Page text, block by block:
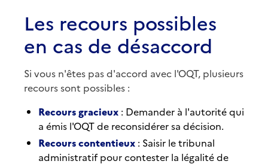
Les recours possibles
en cas de désaccord
Si vous n'êtes pas d'accord avec l'OQT, plusieurs
recours sont possibles :
Recours gracieux : Demander à l'autorité qui
a émis l'OQT de reconsidérer sa décision.
Recours contentieux : Saisir le tribunal
administratif pour contester la légalité de